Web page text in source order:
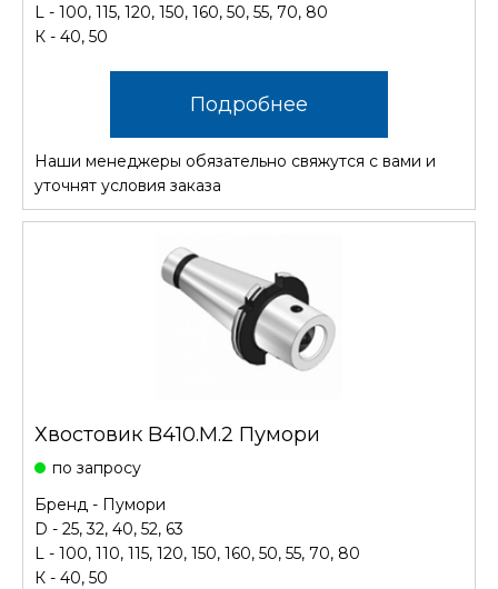
L - 100, 115, 120, 150, 160, 50, 55, 70, 80
К - 40, 50
Подробнее
Наши менеджеры обязательно свяжутся с вами и
уточнят условия заказа
Хвостовик B410.М.2 Пумори
по запросу
Бренд - Пумори
D - 25, 32, 40, 52, 63
L - 100, 110, 115, 120, 150, 160, 50, 55, 70, 80
К - 40, 50